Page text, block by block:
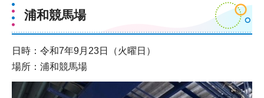
浦和競馬場
日時：令和7年9月23日（火曜日）
場所：浦和競馬場